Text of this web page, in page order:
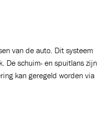
van de auto. Dit systeem
De schuim- en spuitlans zijn
kan geregeld worden via